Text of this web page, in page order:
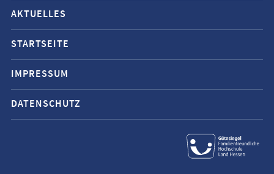
Mobile-
Service-
Navigation
und
Social
Media
Kontakte
AKTUELLES
STARTSEITE
IMPRESSUM
DATENSCHUTZ